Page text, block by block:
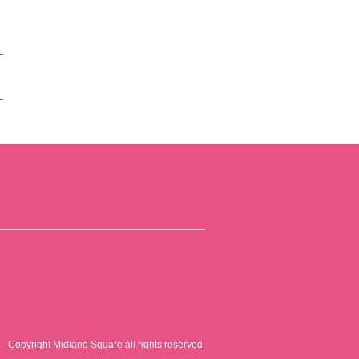
Copyright Midland Square all rights reserved.